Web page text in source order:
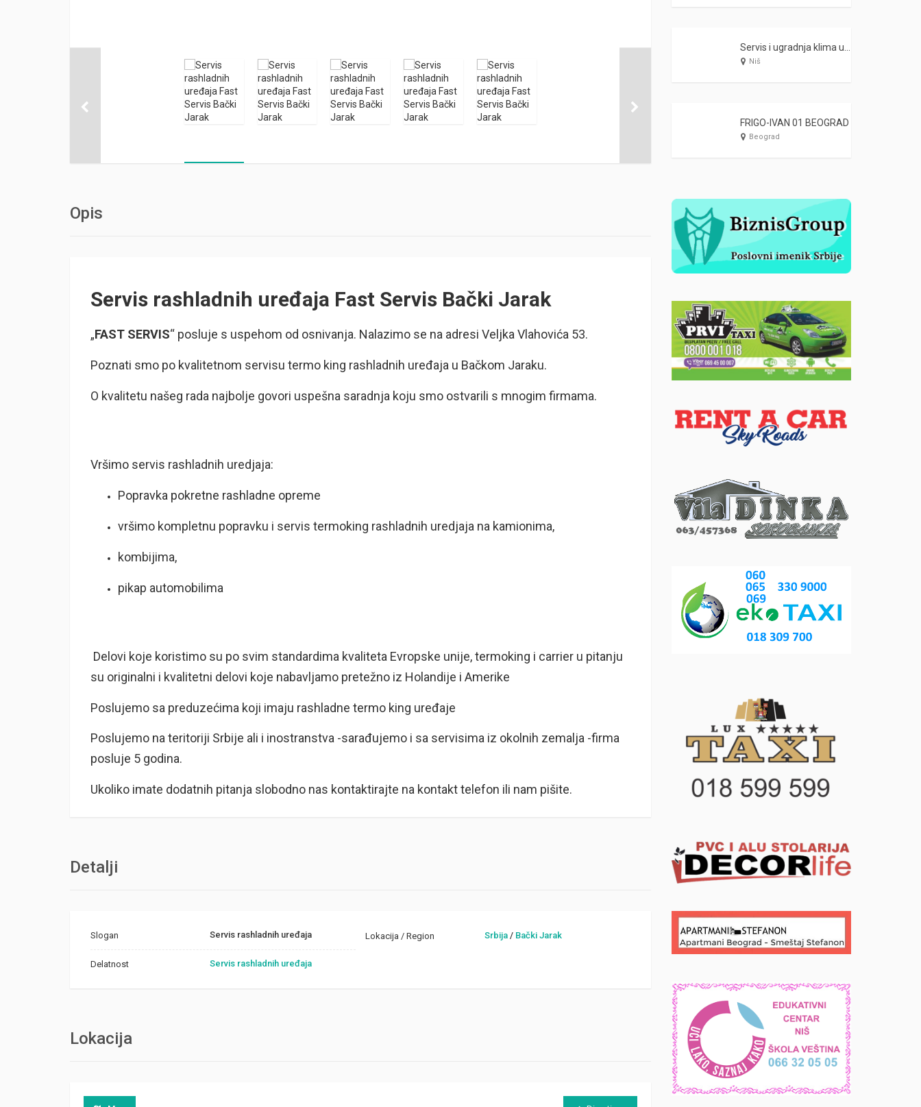
Opis
Servis rashladnih uređaja Fast Servis Bački Jarak
„FAST SERVIS“ posluje s uspehom od osnivanja. Nalazimo se na adresi Veljka Vlahovića 53.
Poznati smo po kvalitetnom servisu termo king rashladnih uređaja u Bačkom Jaraku.
O kvalitetu našeg rada najbolje govori uspešna saradnja koju smo ostvarili s mnogim firmama.
Vršimo servis rashladnih uredjaja:
Popravka pokretne rashladne opreme
vršimo kompletnu popravku i servis termoking rashladnih uredjaja na kamionima,
kombijima,
pikap automobilima
Delovi koje koristimo su po svim standardima kvaliteta Evropske unije, termoking i carrier u pitanju
su originalni i kvalitetni delovi koje nabavljamo pretežno iz Holandije i Amerike
Poslujemo sa preduzećima koji imaju rashladne termo king uređaje
Poslujemo na teritoriji Srbije ali i inostranstva -sarađujemo i sa servisima iz okolnih zemalja -firma
posluje 5 godina.
Ukoliko imate dodatnih pitanja slobodno nas kontaktirajte na kontakt telefon ili nam pišite.
Detalji
Slogan Servis rashladnih uređaja
Delatnost Servis rashladnih uređaja
Lokacija / Region Srbija/ Bački Jarak
Lokacija
Niš
FRIGO-IVAN 01 BEOGRAD
Beograd